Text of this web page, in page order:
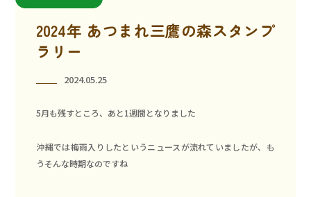
2024年 あつまれ三鷹の森スタンプ
ラリー
2024.05.25
5月も残すところ、あと1週間となりました
沖縄では梅雨入りしたというニュースが流れていましたが、も
うそんな時期なのですね